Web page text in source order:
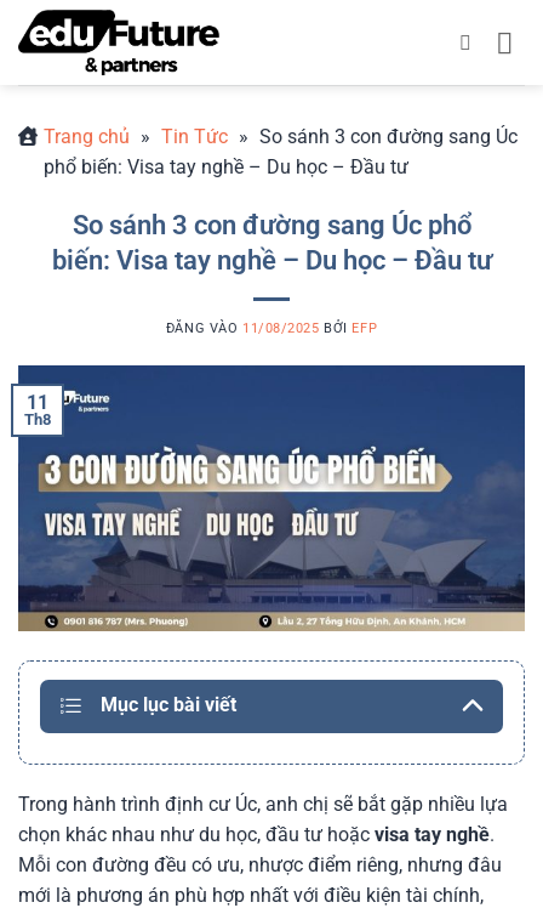
qua
Trang chủ » Tin Tức » So sánh 3 con đường sang Úc
phổ biến: Visa tay nghề – Du học – Đầu tư
So sánh 3 con đường sang Úc phổ
biến: Visa tay nghề – Du học – Đầu tư
ĐĂNG VÀO 11/08/2025 BỞI EFP
11
Th8
Mục lục bài viết
Trong hành trình định cư Úc, anh chị sẽ bắt gặp nhiều lựa
chọn khác nhau như du học, đầu tư hoặc visa tay nghề.
Mỗi con đường đều có ưu, nhược điểm riêng, nhưng đâu
mới là phương án phù hợp nhất với điều kiện tài chính,